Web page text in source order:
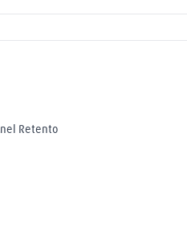
Retento